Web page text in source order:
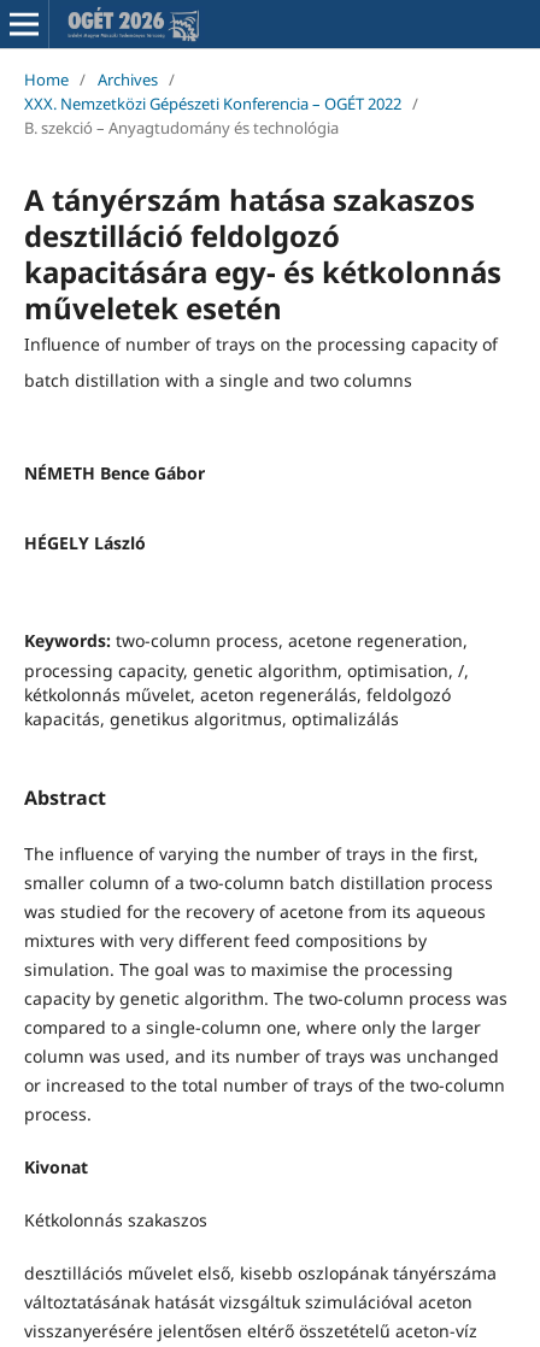
Home / Archives /
XXX. Nemzetközi Gépészeti Konferencia – OGÉT 2022 /
B. szekció – Anyagtudomány és technológia
A tányérszám hatása szakaszos
desztilláció feldolgozó
kapacitására egy- és kétkolonnás
műveletek esetén
Influence of number of trays on the processing capacity of
batch distillation with a single and two columns
NÉMETH Bence Gábor
HÉGELY László
Keywords: two-column process, acetone regeneration,
processing capacity, genetic algorithm, optimisation, /,
kétkolonnás művelet, aceton regenerálás, feldolgozó
kapacitás, genetikus algoritmus, optimalizálás
Abstract
The influence of varying the number of trays in the first,
smaller column of a two-column batch distillation process
was studied for the recovery of acetone from its aqueous
mixtures with very different feed compositions by
simulation. The goal was to maximise the processing
capacity by genetic algorithm. The two-column process was
compared to a single-column one, where only the larger
column was used, and its number of trays was unchanged
or increased to the total number of trays of the two-column
process.
Kivonat
Kétkolonnás szakaszos
desztillációs művelet első, kisebb oszlopának tányérszáma
változtatásának hatását vizsgáltuk szimulációval aceton
visszanyerésére jelentősen eltérő összetételű aceton-víz